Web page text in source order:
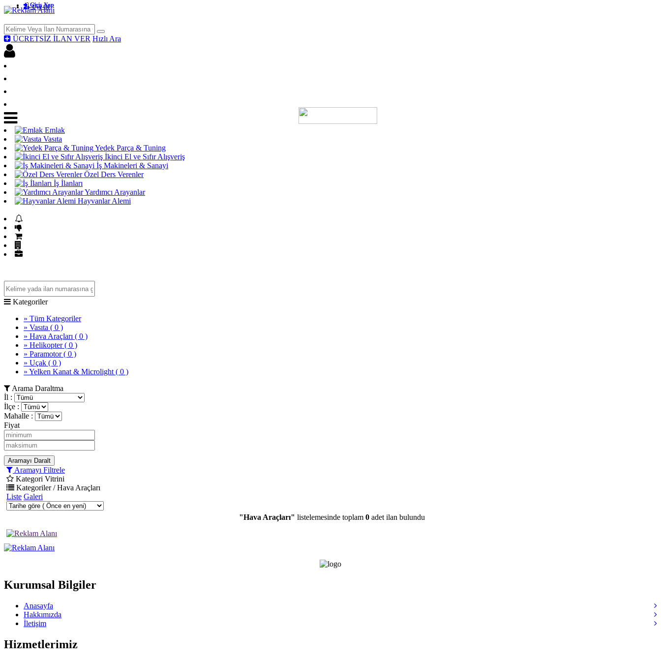
Üye Ol
Giriş Yap
ÜCRETSİZ İLAN VER Hızlı Ara
Emlak
Vasıta
Yedek Parça & Tuning
İkinci El ve Sıfır Alışveriş
İş Makineleri & Sanayi
Özel Ders Verenler
İş İlanları
Yardımcı Arayanlar
Hayvanlar Alemi
Kategoriler
» Tüm Kategoriler
» Vasıta ( 0 )
» Hava Araçları ( 0 )
» Helikopter( 0 )
» Paramotor( 0 )
» Uçak ( 0 )
» Yelken Kanat & Microlight ( 0 )
Arama Daraltma
İl :
İlçe :
Mahalle :
Fiyat
Aramayı Daralt
Aramayı Filtrele
Kategori Vitrini
Kategoriler / Hava Araçları
Liste Galeri
"Hava Araçları" listelemesinde toplam 0adet ilan bulundu
Kurumsal Bilgiler
Anasayfa
Hakkımızda
İletişim
Hizmetlerimiz